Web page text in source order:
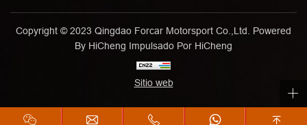
Copyright © 2023 Qingdao Forcar Motorsport Co.,Ltd. Powered
By HiCheng Impulsado Por HiCheng
Sitio web